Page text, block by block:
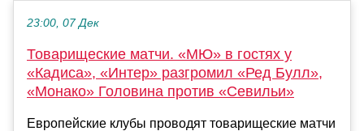
23:00, 07 Дек
Товарищеские матчи. «МЮ» в гостях у
«Кадиса», «Интер» разгромил «Ред Булл»,
«Монако» Головина против «Севильи»
Европейские клубы проводят товарищеские матчи